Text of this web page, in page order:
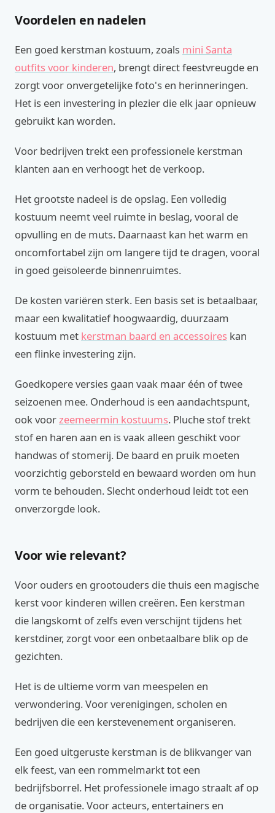
Voordelen en nadelen
Een goed kerstman kostuum, zoals mini Santa
outfits voor kinderen, brengt direct feestvreugde en
zorgt voor onvergetelijke foto's en herinneringen.
Het is een investering in plezier die elk jaar opnieuw
gebruikt kan worden.
Voor bedrijven trekt een professionele kerstman
klanten aan en verhoogt het de verkoop.
Het grootste nadeel is de opslag. Een volledig
kostuum neemt veel ruimte in beslag, vooral de
opvulling en de muts. Daarnaast kan het warm en
oncomfortabel zijn om langere tijd te dragen, vooral
in goed geïsoleerde binnenruimtes.
De kosten variëren sterk. Een basis set is betaalbaar,
maar een kwalitatief hoogwaardig, duurzaam
kostuum met kerstman baard en accessoires kan
een flinke investering zijn.
Goedkopere versies gaan vaak maar één of twee
seizoenen mee. Onderhoud is een aandachtspunt,
ook voorzeemeermin kostuums. Pluche stof trekt
stof en haren aan en is vaak alleen geschikt voor
handwas of stomerij. De baard en pruik moeten
voorzichtig geborsteld en bewaard worden om hun
vorm te behouden. Slecht onderhoud leidt tot een
onverzorgde look.
Voor wie relevant?
Voor ouders en grootouders die thuis een magische
kerst voor kinderen willen creëren. Een kerstman
die langskomt of zelfs even verschijnt tijdens het
kerstdiner, zorgt voor een onbetaalbare blik op de
gezichten.
Het is de ultieme vorm van meespelen en
verwondering. Voor verenigingen, scholen en
bedrijven die een kerstevenement organiseren.
Een goed uitgeruste kerstman is de blikvanger van
elk feest, van een rommelmarkt tot een
bedrijfsborrel. Het professionele imago straalt af op
de organisatie. Voor acteurs, entertainers en